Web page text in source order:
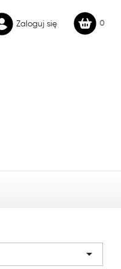
Zaloguj się 0
